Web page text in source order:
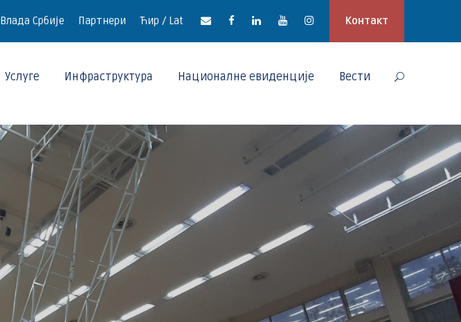
Влада Србије Партнери Ћир / Lat Контакт
Услуге Инфраструктура Националне евиденције Вести